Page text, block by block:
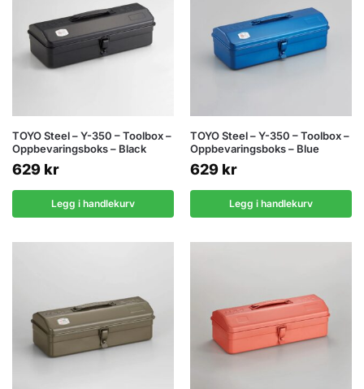
TOYO Steel – Y-350 – Toolbox –
Oppbevaringsboks – Black
629 kr
Legg i handlekurv
TOYO Steel – Y-350 – Toolbox –
Oppbevaringsboks – Blue
629 kr
Legg i handlekurv